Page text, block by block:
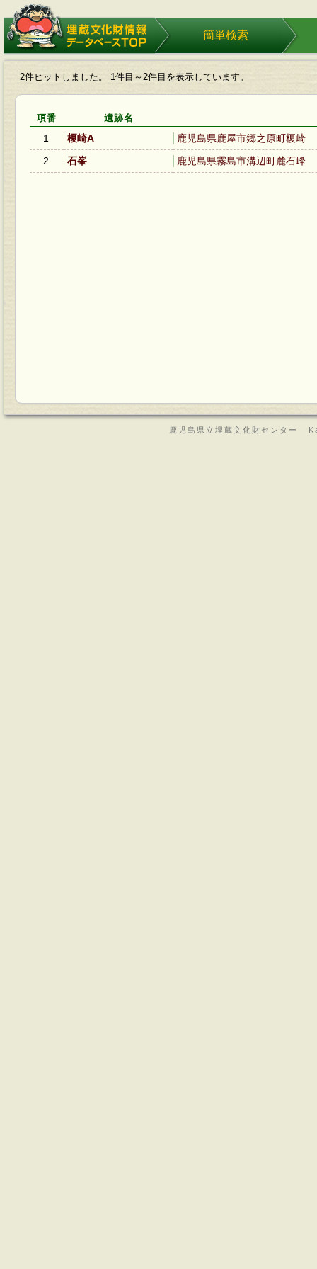
埋蔵文化財情報データベース
TOP
簡単検索
2件ヒットしました。 1件目～2件目を表示しています。
項番 遺跡名
1 榎崎A
鹿児島県鹿屋市郷之原町榎崎
2
石峯 鹿児島県霧島市溝辺町麓石峰
鹿児島県立埋蔵文化財センタ